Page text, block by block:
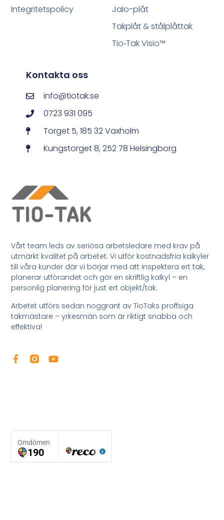
Vårt team leds av seriösa arbetsledare med krav på
utmärkt kvalitet på arbetet. Vi utför kostnadsfria kalkyler
till våra kunder där vi börjar med att inspektera ert tak,
planerar utförandet och gör en skriftlig kalkyl – en
personlig planering för just ert objekt/tak.
Arbetet utförs sedan noggrant av TioTaks proffsiga
takmästare – yrkesmän som är riktigt snabba och
effektiva!
Kontakta oss
info@tiotak.se
0723 931 095
Torget 5, 185 32 Vaxholm
Kungstorget 8, 252 78 Helsingborg
Jalo-plåt
Takplåt & stålplåttak
Tio‑Tak Visio™
Integritetspolicy